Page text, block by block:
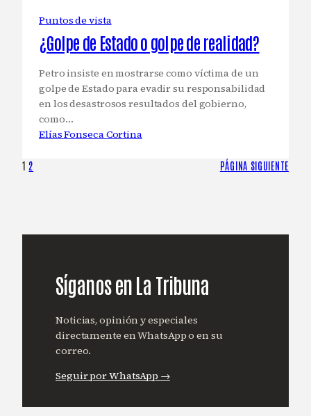
Puntos de vista
¿Golpe de Estado o golpe de realidad?
Petro insiste en mostrarse como víctima de un
golpe de Estado para evadir su responsabilidad
en los desastrosos resultados del gobierno,
como…
Elías Fonseca Cortina
1 2 PÁGINA SIGUIENTE
Síganos en La Tribuna
Noticias, opinión y especiales
directamente en WhatsApp o en su
correo.
Seguir por WhatsApp →